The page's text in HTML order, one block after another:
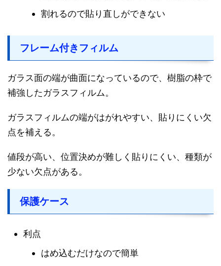
割れるので貼り直しができない
フレーム付きフィルム
ガラス面の端が曲面になっているので、樹脂の枠で
補強したガラスフィルム。
ガラスフィルムの端がはがれやすい、貼りにくい欠
点を補える。
値段が高い、位置決めが難しく貼りにくい、種類が
少ない欠点がある。
保護ケース
利点
はめ込むだけなので簡単